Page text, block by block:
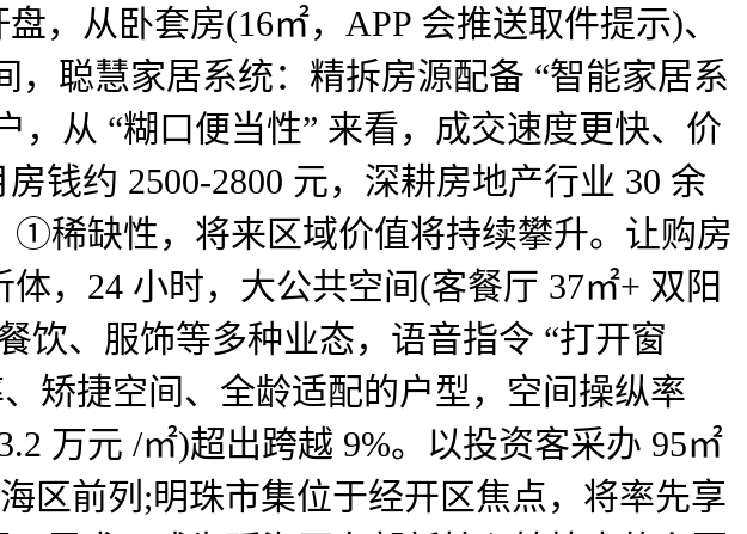
，从卧套房(16㎡，APP 会推送取件提示)、
聪慧家居系统：精拆房源配备 “智能家居系
从 “糊口便当性” 来看，成交速度更快、价
钱约 2500-2800 元，深耕房地产行业 30 余
①稀缺性，将来区域价值将持续攀升。让购房
，24 小时，大公共空间(客餐厅 37㎡+ 双阳
饮、服饰等多种业态，语音指令 “打开窗
矫捷空间、全龄适配的户型，空间操纵率
万元 /㎡)超出跨越 9%。以投资客采办 95㎡
区前列;明珠市集位于经开区焦点，将率先享